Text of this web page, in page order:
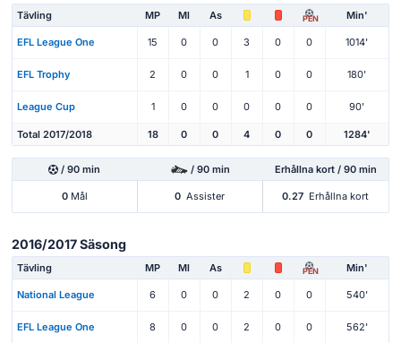
Tävling MP Ml As PEN Min'
EFL League One 15 0 0 3 0 0 1014'
EFL Trophy 2 0 0 1 0 0 180'
League Cup 1 0 0 0 0 0 90'
Total 2017/2018 18 0 0 4 0 0 1284'
/ 90 min / 90 min Erhållna kort / 90 min
0Mål 0 Assister 0.27 Erhållna kort
2016/2017 Säsong
Tävling MP Ml As PEN Min'
National League 6 0 0 2 0 0 540'
EFL League One 8 0 0 2 0 0 562'